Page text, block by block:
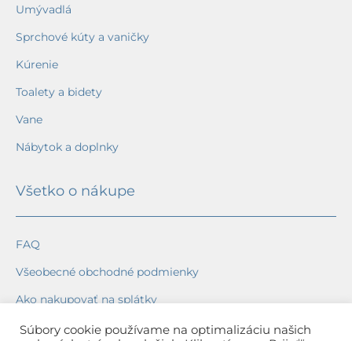
Umývadlá
Sprchové kúty a vaničky
Kúrenie
Toalety a bidety
Vane
Nábytok a doplnky
Všetko o nákupe
FAQ
Všeobecné obchodné podmienky
Ako nakupovať na splátky
Ochrana osobných údajov
Súbory cookie používame na optimalizáciu našich